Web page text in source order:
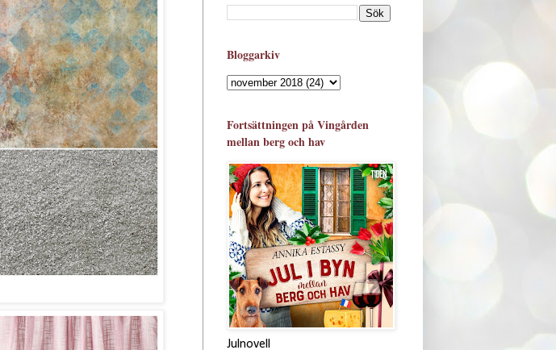
Bloggarkiv
Fortsättningen på Vingården
mellan berg och hav
Julnovell